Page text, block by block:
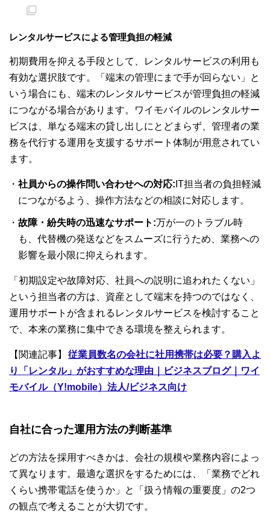
レンタルサービスによる管理負担の軽減
初期費用を抑える手段として、レンタルサービスの利用も
有効な選択肢です。「端末の管理にまで手が回らない」と
いう場合にも、端末のレンタルサービスが管理負担の軽減
につながる場合があります。ワイモバイルのレンタルサー
ビスは、単なる端末の貸し出しにとどまらず、管理者の業
務を代行する運用を支援するサポート体制が用意されてい
ます。
社員からの操作問い合わせへの対応: IT担当者の負担軽減
につながるよう、操作方法などの相談に対応します。
故障・紛失時の迅速なサポート:万が一のトラブル時
も、代替機の発送などをスムーズに行うため、業務への
影響を最小限に抑えられます。
「初期設定や故障対応、社員への説明に追われたくない」
という担当者の方は、資産として端末を持つのではなく、
運用サポートが含まれるレンタルサービスを検討すること
で、本来の業務に集中できる環境を整えられます。
【関連記事】
従業員数名の会社に社用携帯は必要？購入よ
り「レンタル」がおすすめな理由｜ビジネスブログ｜ワイ
モバイル（Y!mobile）法人/ビジネス向け
自社に合った運用方法の判断基準
どの方法を採用すべきかは、会社の規模や業務内容によっ
て異なります。最適な選択をするためには、「業務でどれ
くらい携帯電話を使うか」と「扱う情報の重要度」の2つ
の観点で考えることが大切です。